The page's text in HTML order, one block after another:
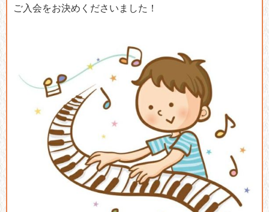
ご入会をお決めくださいました！